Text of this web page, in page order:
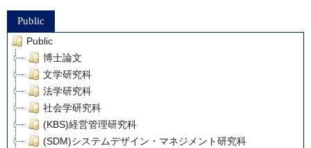
Public
Public
博士論文
文学研究科
法学研究科
社会学研究科
(KBS)経営管理研究科
(SDM)システムデザイン・マネジメント研究科